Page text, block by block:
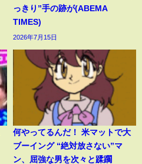
っきり”手の跡が(ABEMA
TIMES)
2026年7月15日
何やってるんだ！ 米マットで大
ブーイング “絶対放さない”マ
ン、屈強な男を次々と蹂躙